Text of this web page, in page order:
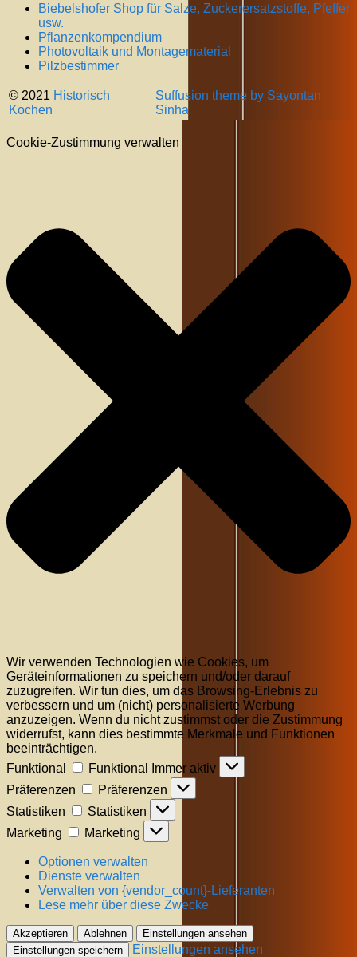
Biebelshofer Shop für Salze, Zuckerersatzstoffe, Pfeffer
usw.
Pflanzenkompendium
Photovoltaik und Montagematerial
Pilzbestimmer
© 2021 Historisch
Kochen
Suffusion theme by Sayontan
Sinha
Cookie-Zustimmung verwalten
Wir verwenden Technologien wie Cookies, um
Geräteinformationen zu speichern und/oder darauf
zuzugreifen. Wir tun dies, um das Browsing-Erlebnis zu
verbessern und um (nicht) personalisierte Werbung
anzuzeigen. Wenn du nicht zustimmst oder die Zustimmung
widerrufst, kann dies bestimmte Merkmale und Funktionen
beeinträchtigen.
Funktional
Funktional
Immer aktiv
Präferenzen
Präferenzen
Statistiken
Statistiken
Marketing
Marketing
Optionen verwalten
Dienste verwalten
Verwalten von {vendor_count}-Lieferanten
Lese mehr über diese Zwecke
Akzeptieren Ablehnen
Einstellungen ansehen
Einstellungen speichern
Einstellungen ansehen